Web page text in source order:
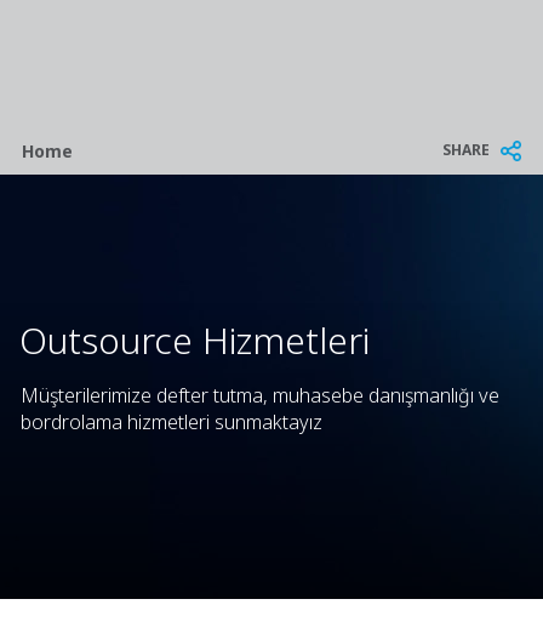
Breadcrumb
Home SHARE
Outsource Hizmetleri
Müşterilerimize defter tutma, muhasebe danışmanlığı ve
bordrolama hizmetleri sunmaktayız